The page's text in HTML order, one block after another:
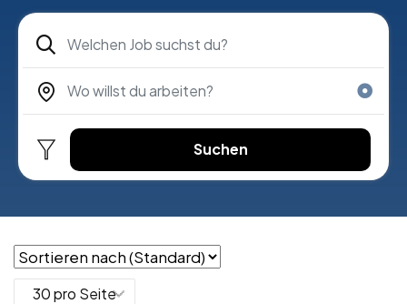
Suchen